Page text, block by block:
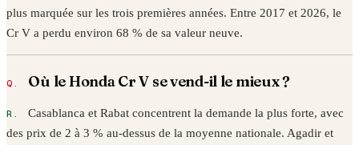
plus marquée sur les trois premières années. Entre 2017 et 2026, le
Cr V a perdu environ 68 % de sa valeur neuve.
Où leHondaCr V se vend-il le mieux ?
Casablanca et Rabat concentrent la demande la plus forte, avec
des prix de 2 à 3 % au-dessus de la moyenne nationale. Agadir et